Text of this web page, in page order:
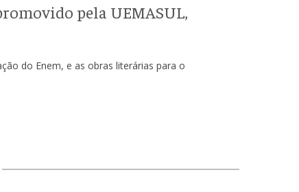
pela UEMASUL,
do Enem, e as obras literárias para o